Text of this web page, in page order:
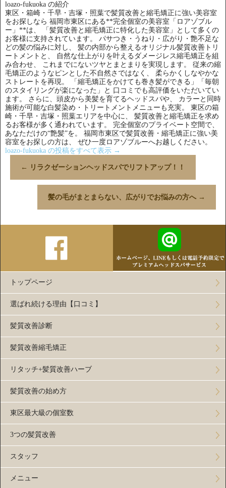
loazo-fukuoka の紹介
東区・箱崎・千早・吉塚・照葉で髪質改善と縮毛矯正に強い美容室
をお探しなら 福岡市東区にある**完全個室の美容室「ロアゾブル
ー」**は、 「髪質改善と縮毛矯正に特化した美容室」として多くの
お客様に支持されています。 パサつき・うねり・広がり・艶不足な
どの髪の悩みに対し、 髪の内部から整えるオリジナル髪質改善トリ
ートメントと、 自然な仕上がりを叶えるダメージレス縮毛矯正を組
み合わせ、 これまでにないツヤとまとまりを実現します。 従来の縮
毛矯正のようなピンとした不自然さではなく、 柔らかくしなやかな
ストレートを再現。 「縮毛矯正をかけても巻き髪ができる」「毎朝
のスタイリングが楽になった」と 口コミでも高評価をいただいてい
ます。 さらに、頭皮から美髪を育てるヘッドスパや、 カラーと同時
施術が可能な白髪染め・トリートメントメニューも充実。 東区の箱
崎・千早・吉塚・照葉エリアを中心に、 髪質改善と縮毛矯正を求め
るお客様が多く通われています。 完全個室のプライベート空間で、
あなただけの“艶髪”を。 福岡市東区で髪質改善・縮毛矯正に強い美
容室をお探しの方は、 ぜひ一度ロアゾブルーへお越しください。
loazo-fukuoka の投稿をすべて表示 →
← リラクゼーションヘッドスパでリフトアップ！！
髪の毛がまとまらない、広がりでお悩みの方へ →
トップページ
選ばれ続ける理由【口コミ】
髪質改善診断
髪質改善縮毛矯正
リタッチ+髪質改善ハーブ
髪質改善の始め方
東区最大級の個室数
3つの髪質改善
スタッフ
メニュー